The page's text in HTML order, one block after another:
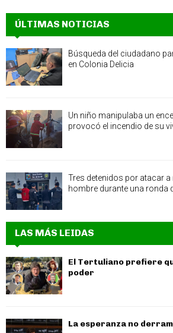
ÚLTIMAS NOTICIAS
Búsqueda del ciudadano
en Colonia Delicia
Un niño manipulaba un
provocó el incendio de su
Tres detenidos por atacar
hombre durante una ronda
LAS MÁS LEIDAS
El Tertuliano prefiere
poder
La esperanza no